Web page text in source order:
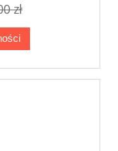
zł